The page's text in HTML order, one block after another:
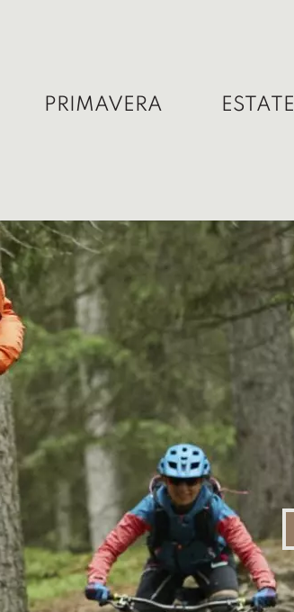
PRIMAVERA ESTATE